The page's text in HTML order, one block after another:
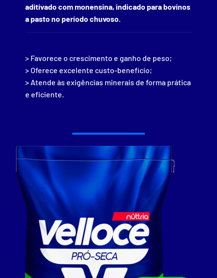
aditivado com monensina, indicado para bovinos
a pasto no período chuvoso.
> Favorece o crescimento e ganho de peso;
> Oferece excelente custo-benefício;
> Atende às exigências minerais de forma prática
e eficiente.